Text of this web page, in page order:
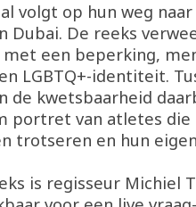
volgt op hun weg
Dubai. De reeks
met een beperking,
LGBTQ+-identiteit.
de kwetsbaarheid
portret van atletes die
trotseren en hun
is regisseur Michiel